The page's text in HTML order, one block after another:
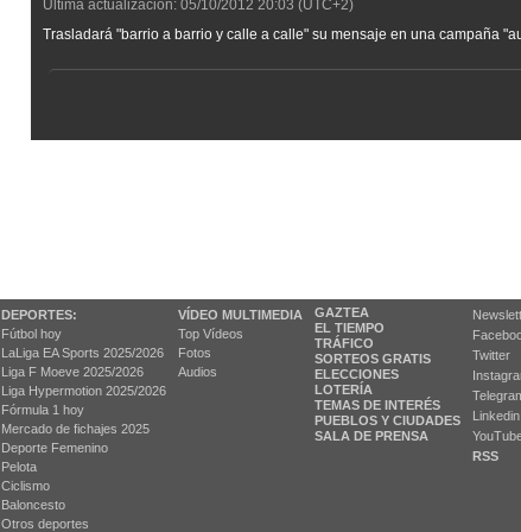
Última actualización: 05/10/2012 20:03 (UTC+2)
Trasladará "barrio a barrio y calle a calle" su mensaje en una campaña
DEPORTES:
Fútbol hoy
LaLiga EA Sports 2025/2026
Liga F Moeve 2025/2026
Liga Hypermotion 2025/2026
Fórmula 1 hoy
Mercado de fichajes 2025
Deporte Femenino
Pelota
Ciclismo
Baloncesto
Otros deportes
VÍDEO MULTIMEDIA
Top Vídeos
Fotos
Audios
GAZTEA
EL TIEMPO
TRÁFICO
SORTEOS GRATIS
ELECCIONES
LOTERÍA
TEMAS DE INTERÉS
PUEBLOS Y CIUDADES
SALA DE PRENSA
Twitter
Linkedin
RSS